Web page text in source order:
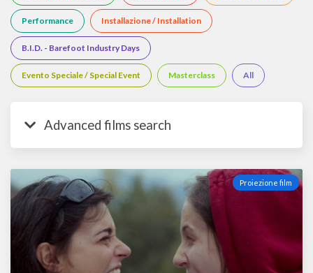
Performance Installazione / Installation
B.I.D. - Barefoot Industry Days
Evento Speciale / Special Event Masterclass All
Advanced films search
Proiezione film